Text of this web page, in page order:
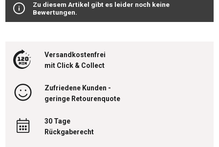
Zu diesem Artikel gibt es leider noch keine
Bewertungen.
Versandkostenfrei
mit Click & Collect
Zufriedene Kunden -
geringe Retourenquote
30 Tage
Rückgaberecht